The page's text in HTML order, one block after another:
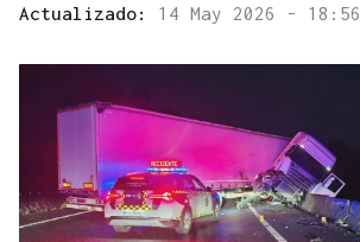
Actualizado: 14 May 2026 - 18:56